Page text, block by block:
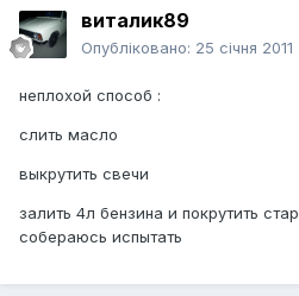
виталик89
Опубліковано: 25 січня 2011
неплохой способ :
слить масло
выкрутить свечи
залить 4л бензина и покрутить
собераюсь испытать